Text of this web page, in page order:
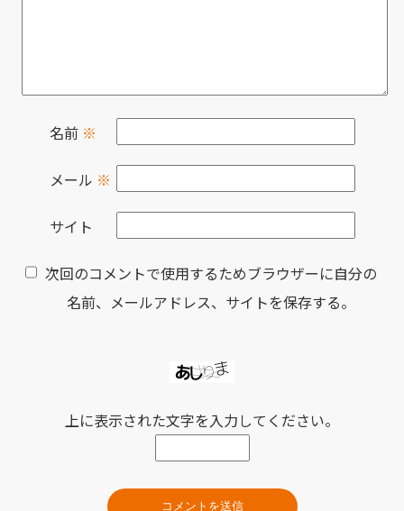
名前 ※
メール ※
サイト
次回のコメントで使用するためブラウザーに自分の
名前、メールアドレス、サイトを保存する。
上に表示された文字を入力してください。